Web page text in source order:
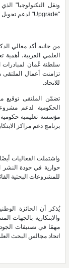
"Upgrade" لدعم تحويل مشاريع التخرج إلى شركات ناشئة.
من جانبه أكد معالي
العلمي العربية،
للاتحاد.
تضمّن الملتقى توقيع
مؤسسة تعليمية
برنامج دعم مراكز
واشتملت الفعاليات
حوارية في جودة
للمشروعات البحثية
يُذكر أن الجائزة
والابتكارية بالجهات
مهمًا في تصنيفات
اتحاد مجالس البحث